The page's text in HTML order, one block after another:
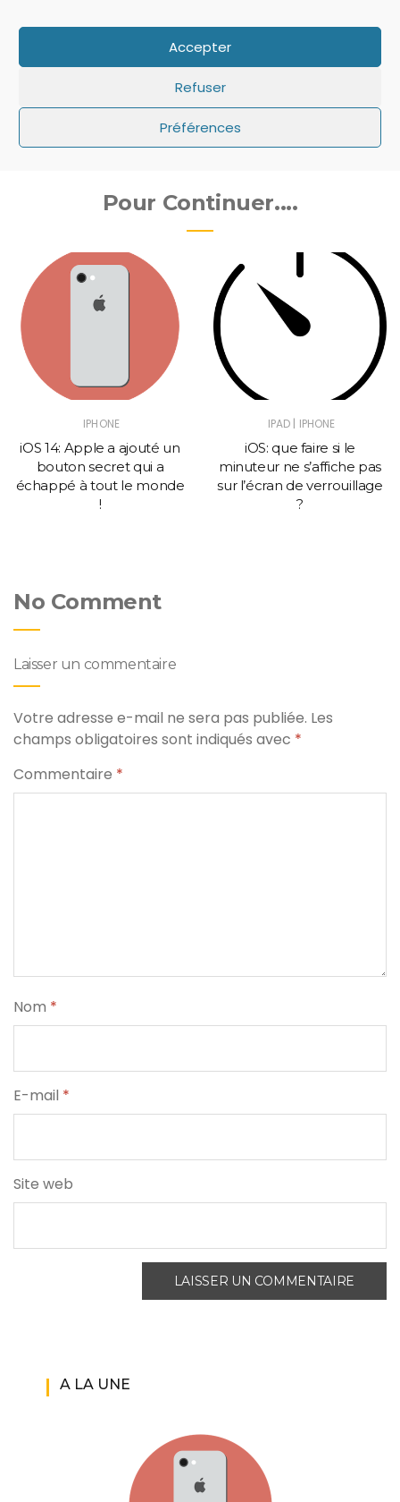
Accepter
Refuser
Préférences
test jeu Devine Qui c'est!
test jeu iPhone
Pour Continuer....
IPHONE
iOS 14: Apple a ajouté un
bouton secret qui a
échappé à tout le monde
!
IPAD | IPHONE
iOS: que faire si le
minuteur ne s’affiche pas
sur l’écran de verrouillage
?
No Comment
Laisser un commentaire
Votre adresse e-mail ne sera pas publiée. Les
champs obligatoires sont indiqués avec *
Commentaire *
Nom *
E-mail *
Site web
A LA UNE